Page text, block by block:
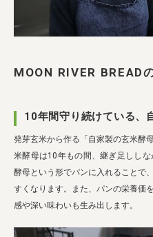
MOON RIVER BREAD
10年間守り続けている、
発芽玄米から作る「自家製の玄米酵
米酵母は10年もの間、継ぎ足しし
酵母という形でパンに入れることで
すくなります。また、パンの栄養価
感や深い味わいも生み出します。